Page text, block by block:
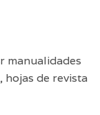
manualidades
, hojas de revista